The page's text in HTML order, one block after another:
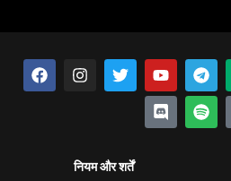
फे
स
इं
स्टा
च
ह
यू
ट्यू
ब
टे
ली
ग्रा
म
झ
ग
ड़ा
स्पॉ
टि
फा
ई
नियम और शर्तें